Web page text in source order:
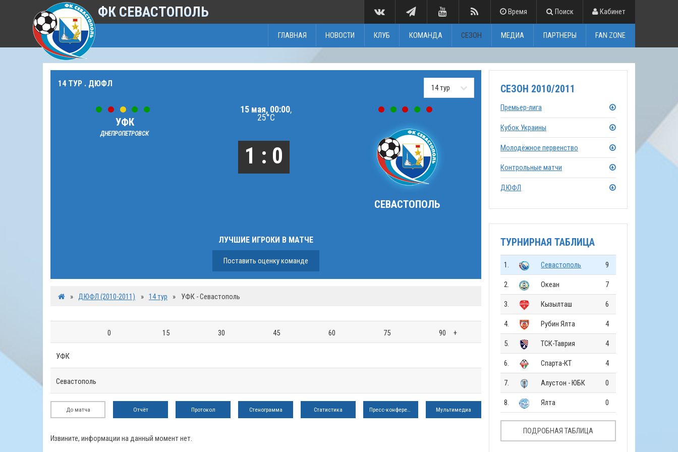
ФК СЕВАСТОПОЛЬ Время Поиск Кабинет
ГЛАВНАЯ НОВОСТИ КЛУБ КОМАНДА СЕЗОН МЕДИА ПАРТНЕРЫ FAN ZONE
14 ТУР . ДЮФЛ
УФК
ДНЕПРОПЕТРОВСК
15 мая, 00:00,
25°C
1 : 0
СЕВАСТОПОЛЬ
ЛУЧШИЕ ИГРОКИ В МАТЧЕ
Поставить оценку команде
» ДЮФЛ (2010-2011) » 14 тур » УФК - Севастополь
0 15 30 45 60 75 90 +
УФК
Севастополь
До матча Отчёт Протокол Стенограмма Статистика Пресс-конференция Мультимедиа
Извините, информации на данный момент нет.
СЕЗОН 2010/2011
Премьер-лига
Кубок Украины
Молодёжное первенство
Контрольные матчи
ДЮФЛ
ТУРНИРНАЯ ТАБЛИЦА
1. Севастополь 9
2. Океан 7
3. Кызылташ 6
4. Рубин Ялта 4
5. ТСК-Таврия 4
6. Спарта-КТ 4
7. Алустон - ЮБК 0
8. Ялта 0
ПОДРОБНАЯ ТАБЛИЦА